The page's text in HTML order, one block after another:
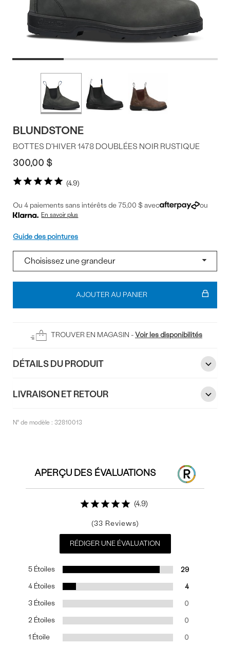
Offres
produit
BLUNDSTONE
4.9
BOTTES D'HIVER 1478 DOUBLÉES NOIR RUSTIQUE
300,00 $
Ou 4 paiements sans intérêts de 75,00 $ avec ou
En savoir plus
Pointure
Guide des pointures
Ajouter
panier
AJOUTER AU PANIER
TROUVER EN MAGASIN -Voir les disponibilités
DÉTAILS DU PRODUIT
LIVRAISON ET RETOUR
N° de modèle :32810013
APERÇU DES ÉVALUATIONS
4.9
33
RÉDIGER UNE ÉVALUATION
5 Étoiles 29
4 Étoiles 4
3 Étoiles 0
2 Étoiles 0
1 Étoile 0